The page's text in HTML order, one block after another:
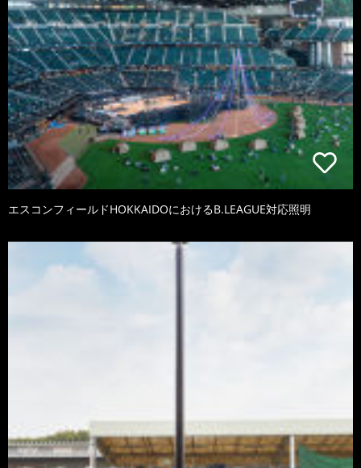
エスコンフィールドHOKKAIDOにおけるB.LEAGUE対応照明